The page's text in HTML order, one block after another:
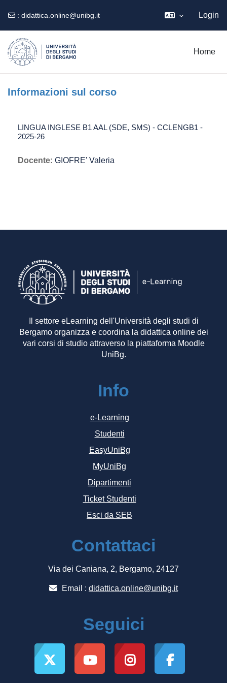
: didattica.online@unibg.it Login
Home
Informazioni sul corso
LINGUA INGLESE B1 AAL (SDE, SMS) - CCLENGB1 -
2025-26
Docente: GIOFRE' Valeria
Il settore eLearning dell'Università degli studi di
Bergamo organizza e coordina la didattica online dei
vari corsi di studio attraverso la piattaforma Moodle
UniBg.
Info
e-Learning
Studenti
EasyUniBg
MyUniBg
Dipartimenti
Ticket Studenti
Esci da SEB
Contattaci
Via dei Caniana, 2, Bergamo, 24127
Email : didattica.online@unibg.it
Seguici